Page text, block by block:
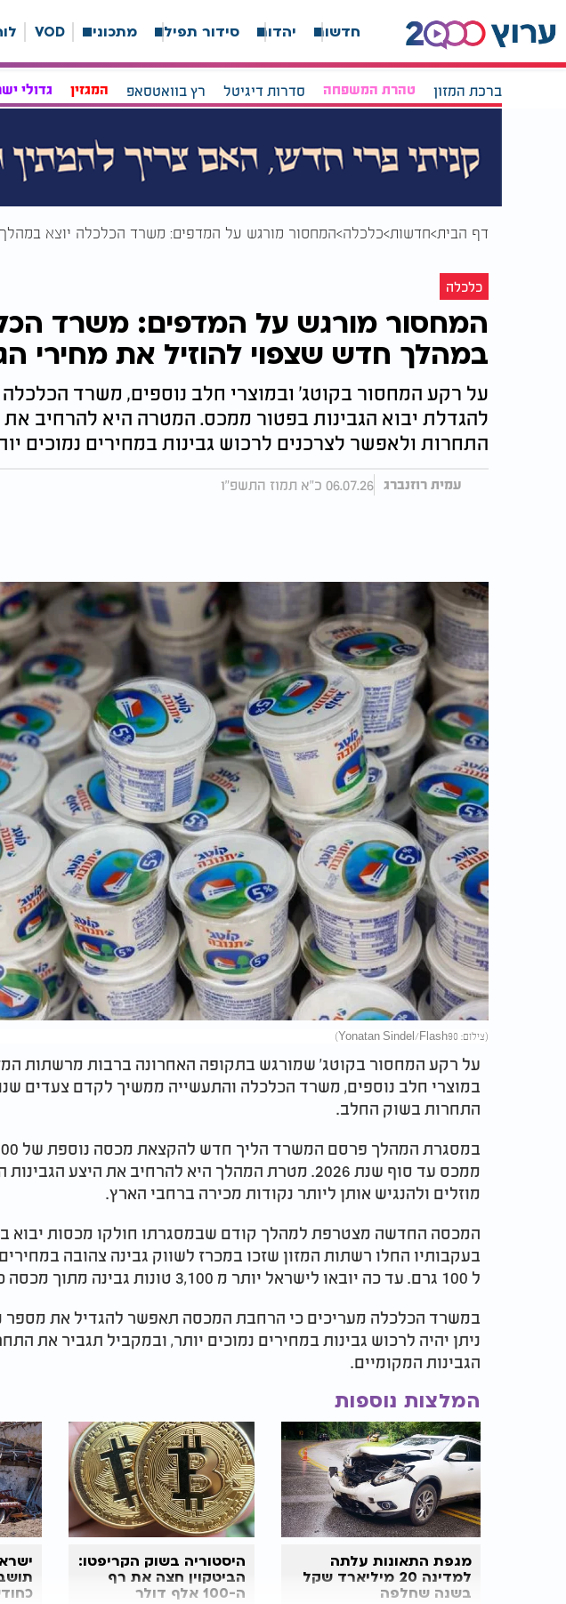
חדשות יהדות סידור תפילה מתכונים VOD
ברכת המזון טהרת המשפחה סדרות דיגיטל רץ בוואטסאפ המגזין גדולי
דף הבית חדשות כלכלה המחסור מורגש על המדפים: משרד הכלכלה יוצא במהלך
כלכלה
המחסור מורגש על המדפים: משרד
במהלך חדש שצפוי להוזיל את מחירי
על רקע המחסור בקוטג' ובמוצרי חלב נוספים, משרד
להגדלת יבוא הגבינות בפטור ממכס. המטרה היא להרחיב
התחרות ולאפשר לצרכנים לרכוש גבינות במחירים נמוכים
עמית רוזנברג 06.07.26 כ"א תמוז התשפ"ו
(צילום: Yonatan Sindel/Flash90)
על רקע המחסור בקוטג' שמורגש בתקופה האחרונה ברבות מרשתות
במוצרי חלב נוספים, משרד הכלכלה והתעשייה ממשיך לקדם צעדים
התחרות בשוק החלב.
ממכס עד סוף שנת 2026. מטרת המהלך היא להרחיב את היצע
מוזלים ולהנגיש אותן ליותר נקודות מכירה ברחבי הארץ.
המכסה החדשה מצטרפת למהלך קודם שבמסגרתו חולקו מכסות יבוא
ל 100 גרם. עד כה יובאו לישראל יותר מ 3,100 טונות גבינה מתוך מכסה כוללת של 5,503 טונות.
במשרד הכלכלה מעריכים כי הרחבת המכסה תאפשר להגדיל את מספר
ניתן יהיה לרכוש גבינות במחירים נמוכים יותר, ובמקביל תגביר את
הגבינות המקומיים.
המלצות נוספות
מגפת התאונות עלתה
למדינה 20 מיליארד שקל
בשנה שחלפה
היסטוריה בשוק הקריפטו:
הביטקוין חצה את רף
ה-100 אלף דולר